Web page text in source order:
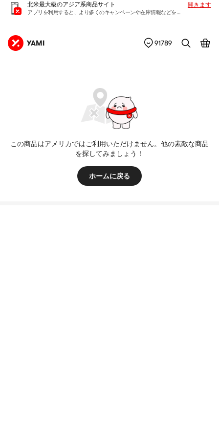
北米最大級のアジア系商品サイト
アプリを利用すると、より多くのキャンペーンや在庫情報などを入手できます
開きます
91789
この商品はアメリカではご利用いただけません。他の素敵な商品
を探してみましょう！
ホームに戻る